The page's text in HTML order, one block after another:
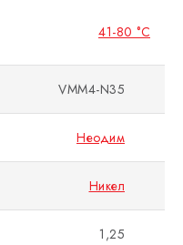
41-80 °C
VMM4-N35
Неодим
Никел
1,25